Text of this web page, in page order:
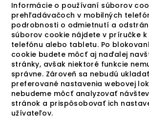
Informácie o používaní súborov
prehľadávačoch v mobilných
podrobnosti o odmietnutí a
súborov cookie nájdete v príručke k
telefónu alebo tabletu. Po
cookie budete môcť aj naďalej
stránky, avšak niektoré funkcie
správne. Zároveň sa nebudú
preferované nastavenia webovej
nebudeme môcť analyzovať
stránok a prispôsobovať ich
užívateľov.